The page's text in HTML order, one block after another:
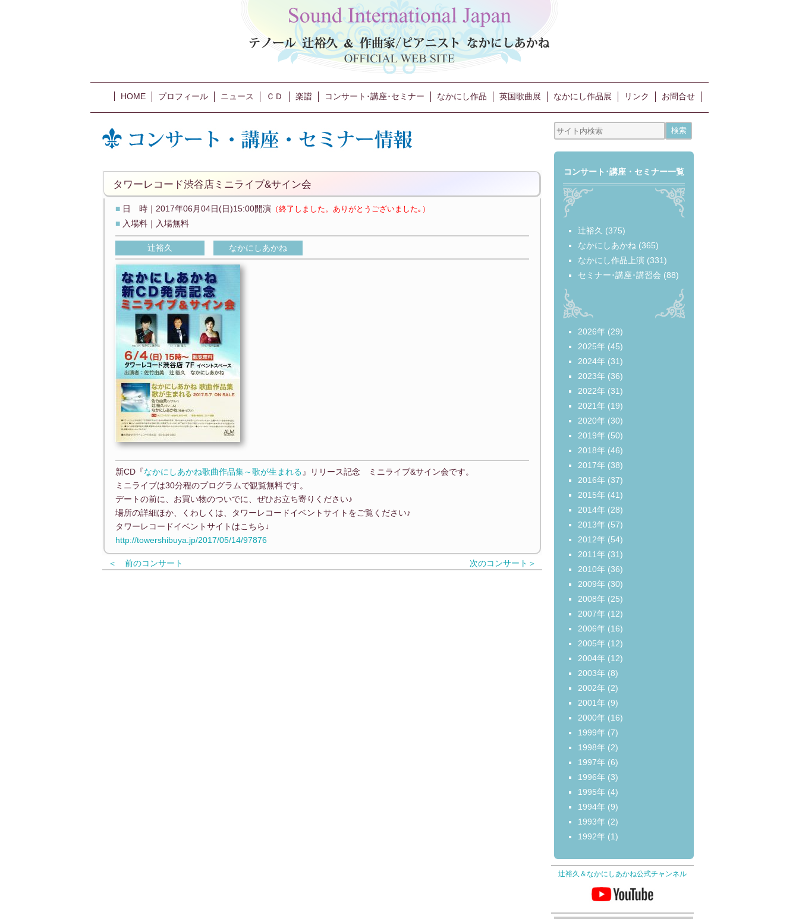
HOME プロフィール ニュース ＣＤ 楽譜 コンサート･講座･セミナー なかにし作品 英国歌曲展 なかにし作品展 リンク お問合せ
タワーレコード渋谷店ミニライブ&サイン会
■ 日 時｜2017年06月04日(日)15:00開演 （終了しました。ありがとうございました｡）
■ 入場料｜入場無料
辻裕久 なかにしあかね
新CD『なかにしあかね歌曲作品集～歌が生まれる 』リリース記念 ミニライブ&サイン会です。
ミニライブは30分程のプログラムで観覧無料です。
デートの前に、お買い物のついでに、ぜひお立ち寄りください♪
場所の詳細ほか、くわしくは、タワーレコードイベントサイトをご覧ください♪
タワーレコードイベントサイトはこちら↓
http://towershibuya.jp/2017/05/14/97876
＜ 前のコンサート 次のコンサート＞
コンサート･講座・セミナー一覧
辻裕久 (375)
なかにしあかね (365)
なかにし作品上演 (331)
セミナー･講座･講習会 (88)
2026年 (29)
2025年 (45)
2024年 (31)
2023年 (36)
2022年 (31)
2021年 (19)
2020年 (30)
2019年 (50)
2018年 (46)
2017年 (38)
2016年 (37)
2015年 (41)
2014年 (28)
2013年 (57)
2012年 (54)
2011年 (31)
2010年 (36)
2009年 (30)
2008年 (25)
2007年 (12)
2006年 (16)
2005年 (12)
2004年 (12)
2003年 (8)
2002年 (2)
2001年 (9)
2000年 (16)
1999年 (7)
1998年 (2)
1997年 (6)
1996年 (3)
1995年 (4)
1994年 (9)
1993年 (2)
1992年 (1)
辻裕久＆なかにしあかね公式チャンネル